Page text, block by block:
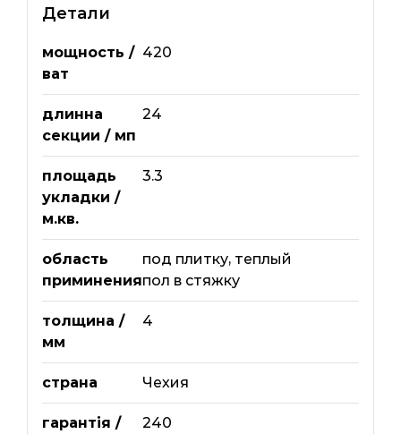
Детали
мощность /
ват
420
длинна
секции / мп
24
площадь
укладки /
м.кв.
3.3
область
приминения
под плитку, теплый
пол в стяжку
толщина /
мм
4
страна Чехия
гарантія /
240